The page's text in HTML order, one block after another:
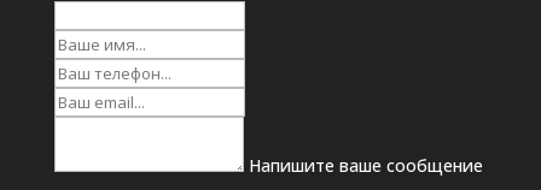
Напишите ваше сообщение